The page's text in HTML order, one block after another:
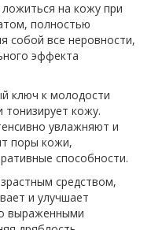
на кожу при
полностью
собой все неровности,
эффекта
ключ к молодости
кожу.
увлажняют и
поры кожи,
способности.
средством,
и улучшает
выраженными